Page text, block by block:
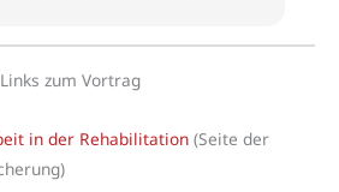
Links zum Vortrag
in der Rehabilitation (Seite der